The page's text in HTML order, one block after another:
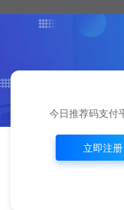
今日推荐码支
立即注册